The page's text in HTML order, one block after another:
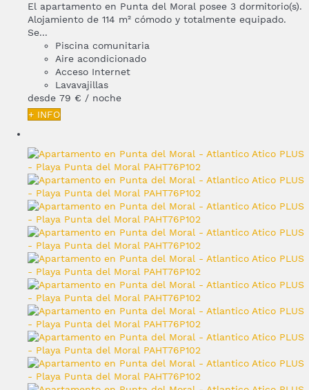
El apartamento en Punta del Moral posee 3 dormitorio(s).
Alojamiento de 114 m² cómodo y totalmente equipado.
Se...
Piscina comunitaria
Aire acondicionado
Acceso Internet
Lavavajillas
desde 79 € / noche
+ INFO